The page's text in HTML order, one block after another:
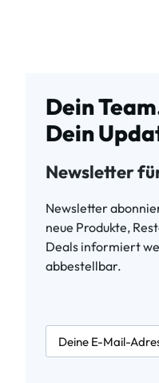
Dein
Dein
Newsletter
Newsletter
neue Produkte,
Deals informiert
abbestellbar.